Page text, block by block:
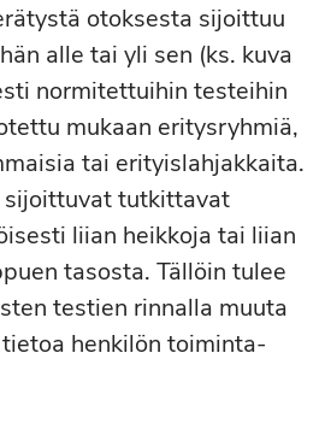
otoksesta sijoittuu
alle tai yli sen (ks. kuva
normitettuihin testeihin
mukaan eritysryhmiä,
tai erityislahjakkaita.
sijoittuvat tutkittavat
liian heikkoja tai liian
tasosta. Tällöin tulee
testien rinnalla muuta
henkilön toiminta-